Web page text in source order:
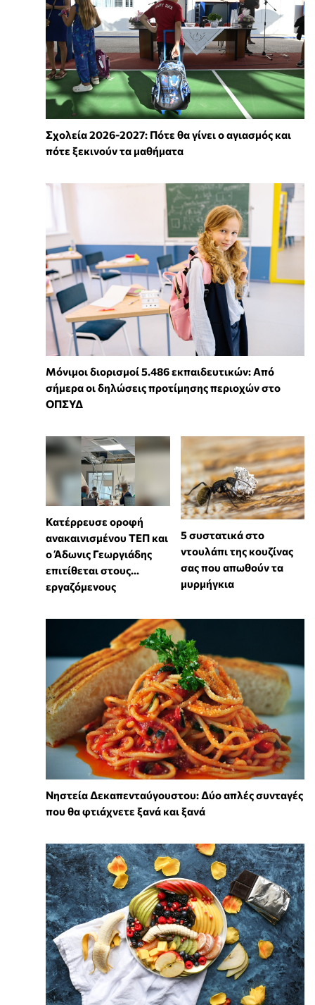
Σχολεία 2026-2027: Πότε θα γίνει ο αγιασμός και
πότε ξεκινούν τα μαθήματα
Μόνιμοι διορισμοί 5.486 εκπαιδευτικών: Από
σήμερα οι δηλώσεις προτίμησης περιοχών στο
ΟΠΣΥΔ
Κατέρρευσε οροφή
ανακαινισμένου ΤΕΠ και
ο Άδωνις Γεωργιάδης
επιτίθεται στους...
εργαζόμενους
⁠5 συστατικά στο
ντουλάπι της κουζίνας
σας που απωθούν τα
μυρμήγκια
Νηστεία Δεκαπενταύγουστου: Δύο απλές συνταγές
που θα φτιάχνετε ξανά και ξανά